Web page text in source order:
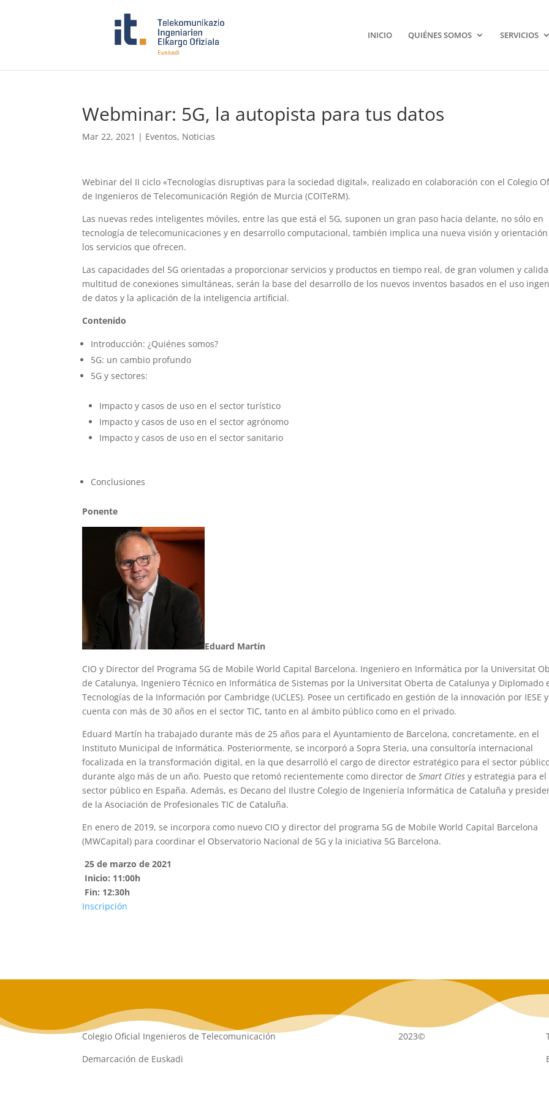
INICIO QUIÉNES SOMOS SERVICIOS
Webminar: 5G, la autopista para tus datos
Mar 22, 2021 | Eventos, Noticias
Webinar del II ciclo «Tecnologías disruptivas para la sociedad digital», realizado en colaboración con el Colegio
de Ingenieros de Telecomunicación Región de Murcia (COITeRM).
Las nuevas redes inteligentes móviles, entre las que está el 5G, suponen un gran paso hacia delante, no sólo en
tecnología de telecomunicaciones y en desarrollo computacional, también implica una nueva visión y
los servicios que ofrecen.
Las capacidades del 5G orientadas a proporcionar servicios y productos en tiempo real, de gran volumen y
multitud de conexiones simultáneas, serán la base del desarrollo de los nuevos inventos basados en el uso
de datos y la aplicación de la inteligencia artificial.
Contenido
Introducción: ¿Quiénes somos?
5G: un cambio profundo
5G y sectores:
Impacto y casos de uso en el sector turístico
Impacto y casos de uso en el sector agrónomo
Impacto y casos de uso en el sector sanitario
Conclusiones
Ponente
Eduard Martín
CIO y Director del Programa 5G de Mobile World Capital Barcelona. Ingeniero en Informática por la Universitat
de Catalunya, Ingeniero Técnico en Informática de Sistemas por la Universitat Oberta de Catalunya y Diplomado
Tecnologías de la Información por Cambridge (UCLES). Posee un certificado en gestión de la innovación por IESE y
cuenta con más de 30 años en el sector TIC, tanto en al ámbito público como en el privado.
Eduard Martín ha trabajado durante más de 25 años para el Ayuntamiento de Barcelona, concretamente, en el
Instituto Municipal de Informática. Posteriormente, se incorporó a Sopra Steria, una consultoría internacional
focalizada en la transformación digital, en la que desarrolló el cargo de director estratégico para el sector
durante algo más de un año. Puesto que retomó recientemente como director deSmart Cities y estrategia para el
sector público en España. Además, es Decano del Ilustre Colegio de Ingeniería Informática de Cataluña y
de la Asociación de Profesionales TIC de Cataluña.
En enero de 2019, se incorpora como nuevo CIO y director del programa 5G de Mobile World Capital Barcelona
(MWCapital) para coordinar el Observatorio Nacional de 5G y la iniciativa 5G Barcelona.
25 de marzo de 2021
Inicio: 11:00h
Fin: 12:30h
Inscripción
Colegio Oficial Ingenieros de Telecomunicación
Demarcación de Euskadi
2023©